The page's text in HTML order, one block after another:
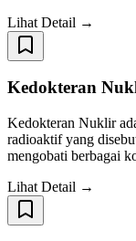
Lihat Detail →
Kedokteran
Kedokteran Nuklir
radioaktif yang
mengobati berbagai
Lihat Detail →